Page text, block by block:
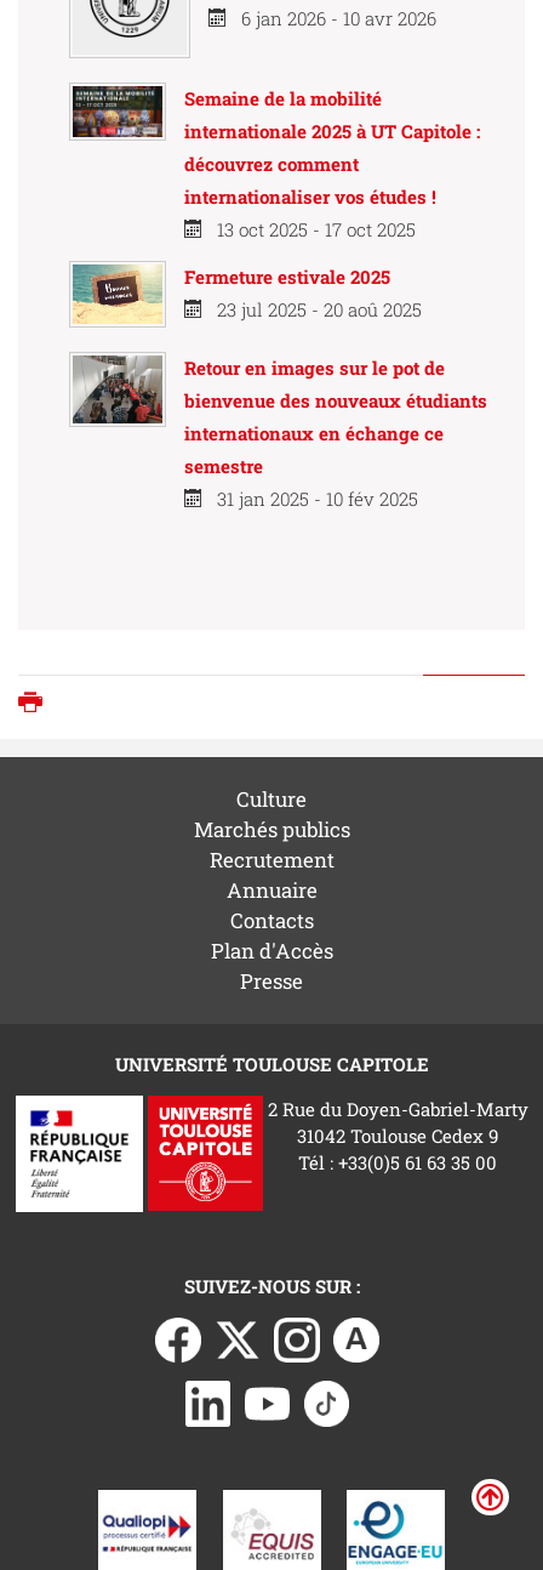
6 jan 2026 - 10 avr 2026
Semaine de la mobilité
internationale 2025 à UT Capitole :
découvrez comment
internationaliser vos études !
13 oct 2025 - 17 oct 2025
Fermeture estivale 2025
23 jul 2025 - 20 aoû 2025
Retour en images sur le pot de
bienvenue des nouveaux étudiants
internationaux en échange ce
semestre
31 jan 2025 - 10 fév 2025
Culture
Marchés publics
Recrutement
Annuaire
Contacts
Plan d'Accès
Presse
UNIVERSITÉ TOULOUSE CAPITOLE
2 Rue du Doyen-Gabriel-Marty
31042 Toulouse Cedex 9
Tél : +33(0)5 61 63 35 00
SUIVEZ-NOUS SUR :